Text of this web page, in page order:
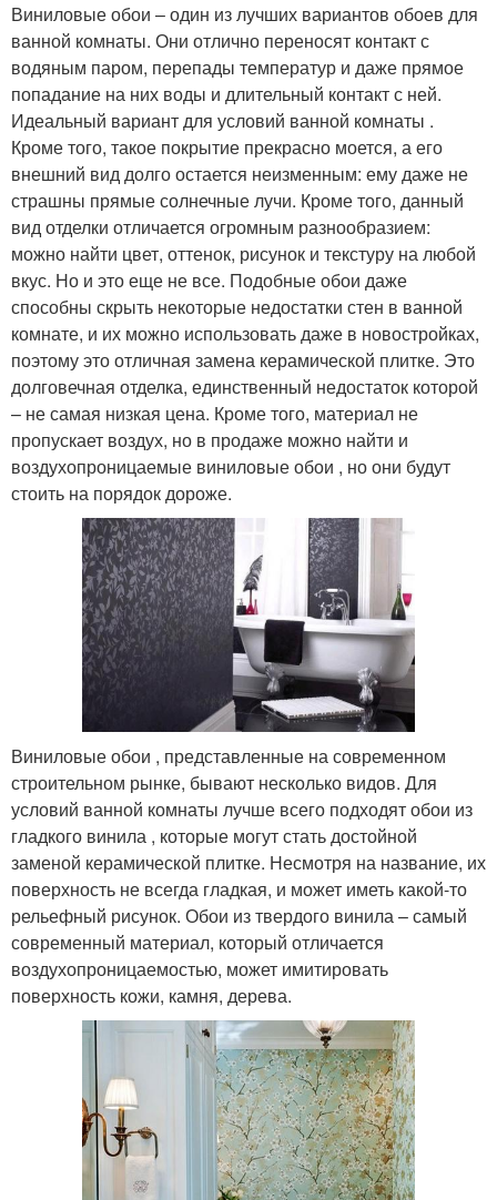
Виниловые обои – один из лучших вариантов обоев для
ванной комнаты. Они отлично переносят контакт с
водяным паром, перепады температур и даже прямое
попадание на них воды и длительный контакт с ней.
Идеальный вариант для условий ванной комнаты .
Кроме того, такое покрытие прекрасно моется, а его
внешний вид долго остается неизменным: ему даже не
страшны прямые солнечные лучи. Кроме того, данный
вид отделки отличается огромным разнообразием:
можно найти цвет, оттенок, рисунок и текстуру на любой
вкус. Но и это еще не все. Подобные обои даже
способны скрыть некоторые недостатки стен в ванной
комнате, и их можно использовать даже в новостройках,
поэтому это отличная замена керамической плитке. Это
долговечная отделка, единственный недостаток которой
– не самая низкая цена. Кроме того, материал не
пропускает воздух, но в продаже можно найти и
воздухопроницаемые виниловые обои , но они будут
стоить на порядок дороже.
Виниловые обои , представленные на современном
строительном рынке, бывают несколько видов. Для
условий ванной комнаты лучше всего подходят обои из
гладкого винила , которые могут стать достойной
заменой керамической плитке. Несмотря на название, их
поверхность не всегда гладкая, и может иметь какой-то
рельефный рисунок. Обои из твердого винила – самый
современный материал, который отличается
воздухопроницаемостью, может имитировать
поверхность кожи, камня, дерева.